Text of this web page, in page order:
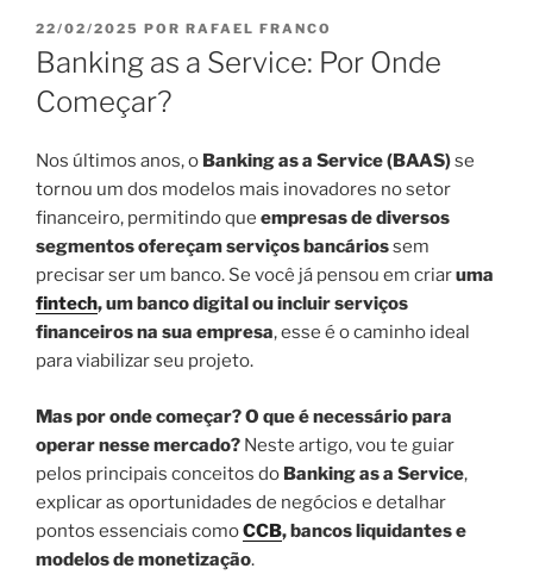
PUBLICADO
EM
22/02/2025 POR RAFAEL FRANCO
Banking as a Service: Por Onde
Começar?
Nos últimos anos, o Banking as a Service (BAAS)se
tornou um dos modelos mais inovadores no setor
financeiro, permitindo que empresas de diversos
segmentos ofereçam serviços bancáriossem
precisar ser um banco. Se você já pensou em criaruma
fintech, um banco digital ou incluir serviços
financeiros na sua empresa, esse é o caminho ideal
para viabilizar seu projeto.
Mas por onde começar? O que é necessário para
operar nesse mercado? Neste artigo, vou te guiar
pelos principais conceitos do Banking as a Service,
explicar as oportunidades de negócios e detalhar
pontos essenciais comoCCB, bancos liquidantes e
modelos de monetização.